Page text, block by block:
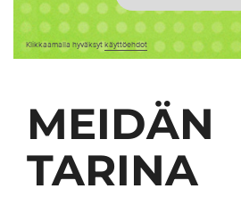
MEIDÄN
TARINA